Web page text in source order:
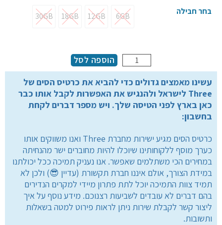
בחר חבילה 6GB
6GB
12GB
12GB
18GB
18GB
30GB
30GB
הוספה לסל
עשינו מאמצים גדולים כדי להביא את כרטיס הסים של
Three לישראל ולהנגיש את האפשרות לקבל אותו כבר
כאן בארץ לפני הטיסה שלך. ויש מספר דברים לקחת
בחשבון:
כרטיס הסים מגיע ישירות מחברת Three ואנו משווקים אותו
כערך מוסף ללקוחותינו שיוכלו להיות מחוברים ישר מהנחיתה
במחירים הכי משתלמים שאפשר. אנו נעניק תמיכה ככל יכולתנו
במידת הצורך, אולם איננו חברת תקשורת (עדיין 😎) ולכן לא
תמיד צוות התמיכה יוכל לתת פתרון מיידי למקרים הנדירים
בהם דברים לא עובדים לשביעות רצנוכם. מידע נוסף על איך
ליצור קשר לקבלת שירות ניתן לראות פירוט למטה בשאלות
ותשובות.